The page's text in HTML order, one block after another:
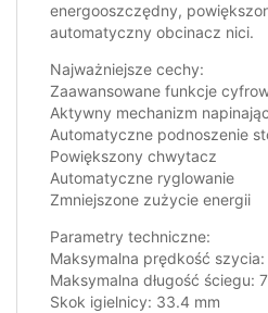
energooszczędny,
automatyczny obcinacz nici.
Najważniejsze cechy:
Zaawansowane funkcje
Aktywny mechanizm
Automatyczne podnoszenie
Powiększony chwytacz
Automatyczne ryglowanie
Zmniejszone zużycie energii
Parametry techniczne:
Maksymalna prędkość
Maksymalna długość ściegu:
Skok igielnicy: 33.4 mm